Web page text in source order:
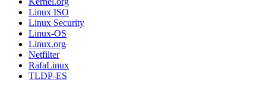
Linux ISO
Linux Security
Linux-OS
Linux.org
Netfilter
RafaLinux
TLDP-ES